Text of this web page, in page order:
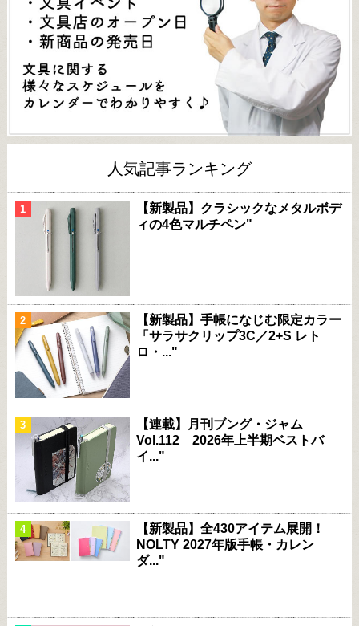
人気記事ランキング
【新製品】クラシックなメタルボデ
ィの4色マルチペン"
【新製品】手帳になじむ限定カラー
「サラサクリップ3C／2+S レト
ロ・..."
【連載】月刊ブング・ジャム
Vol.112 2026年上半期ベストバ
イ..."
【新製品】全430アイテム展開！
NOLTY 2027年版手帳・カレン
ダ..."